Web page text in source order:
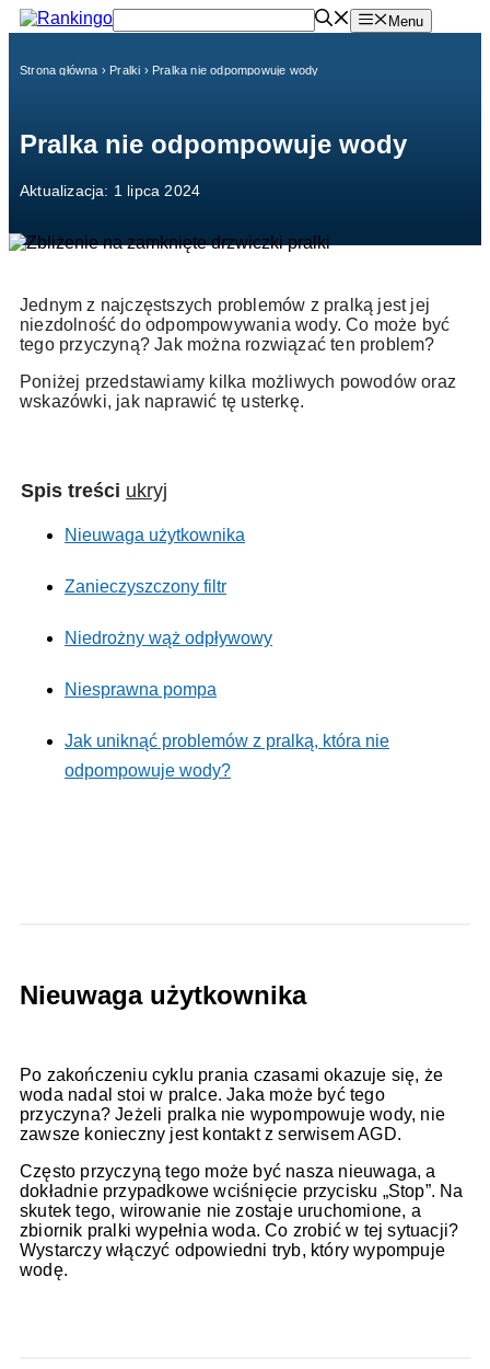
Przejdź
do
Menu
Strona główna › Pralki › Pralka nie odpompowuje wody
Pralka nie odpompowuje wody
Aktualizacja: 1 lipca 2024
Jednym z najczęstszych problemów z pralką jest jej
niezdolność do odpompowywania wody. Co może być
tego przyczyną? Jak można rozwiązać ten problem?
Poniżej przedstawiamy kilka możliwych powodów oraz
wskazówki, jak naprawić tę usterkę.
Spis treści ukryj
Nieuwaga użytkownika
Zanieczyszczony filtr
Niedrożny wąż odpływowy
Niesprawna pompa
Jak uniknąć problemów z pralką, która nie
odpompowuje wody?
Nieuwaga użytkownika
Po zakończeniu cyklu prania czasami okazuje się, że
woda nadal stoi w pralce. Jaka może być tego
przyczyna? Jeżeli pralka nie wypompowuje wody, nie
zawsze konieczny jest kontakt z serwisem AGD.
Często przyczyną tego może być nasza nieuwaga, a
dokładnie przypadkowe wciśnięcie przycisku „Stop”. Na
skutek tego, wirowanie nie zostaje uruchomione, a
zbiornik pralki wypełnia woda. Co zrobić w tej sytuacji?
Wystarczy włączyć odpowiedni tryb, który wypompuje
wodę.